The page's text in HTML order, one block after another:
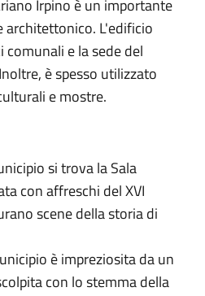
Irpino è un importante
L'edificio
e la sede del
è spesso utilizzato
e mostre.
si trova la Sala
con affreschi del XVI
scene della storia di
è impreziosita da un
con lo stemma della